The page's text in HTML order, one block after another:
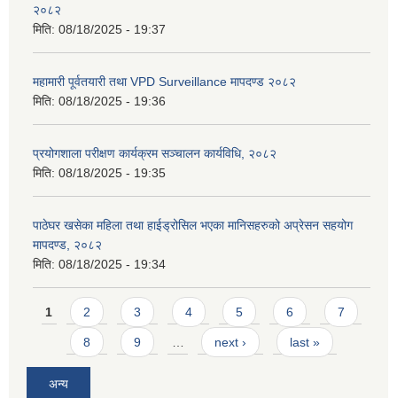
२०८२
मिति: 08/18/2025 - 19:37
महामारी पूर्वतयारी तथा VPD Surveillance मापदण्ड २०८२
मिति: 08/18/2025 - 19:36
प्रयोगशाला परीक्षण कार्यक्रम सञ्चालन कार्यविधि, २०८२
मिति: 08/18/2025 - 19:35
पाठेघर खसेका महिला तथा हाईड्रोसिल भएका मानिसहरुको अप्रेसन सहयोग
मापदण्ड, २०८२
मिति: 08/18/2025 - 19:34
Pages
1 2 3 4 5 6 7
8 9 … next › last »
अन्य